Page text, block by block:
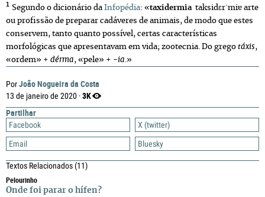
PorJoão Nogueira da Costa
13 de janeiro de 2020 ·3K
Partilhar
Facebook
X (twitter)
Email
Bluesky
Textos Relacionados(11)
Pelourinho
Onde foi parar o hífen?
1 Segundo o dicionário da Infopédia: «taxidermiataksidɛrˈmiɐ arte
ou profissão de preparar cadáveres de animais, de modo que estes
conservem, tanto quanto possível, certas características
morfológicas que apresentavam em vida; zootecnia. Do grego táxis,
«ordem» + dérma, «pele» + -ia.»